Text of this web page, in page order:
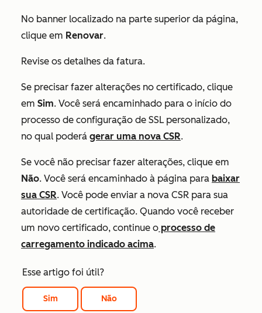
No banner localizado na parte superior da página,
clique em Renovar.
Revise os detalhes da fatura.
Se precisar fazer alterações no certificado, clique
em Sim. Você será encaminhado para o início do
processo de configuração de SSL personalizado,
no qual poderá gerar uma nova CSR.
Se você não precisar fazer alterações, clique em
Não. Você será encaminhado à página para baixar
sua CSR. Você pode enviar a nova CSR para sua
autoridade de certificação. Quando você receber
um novo certificado, continue o processo de
carregamento indicado acima.
Esse artigo foi útil?
Sim Não